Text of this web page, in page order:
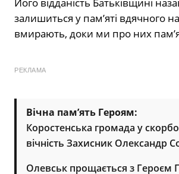
Його відданість Батьківщині
залишиться у пам’яті вдячного
вмирають, доки ми про них
РЕКЛАМА
Вічна пам’ять Героям:
Коростенська громада у
вічність Захисник Олександр
Олевськ прощається з Героєм